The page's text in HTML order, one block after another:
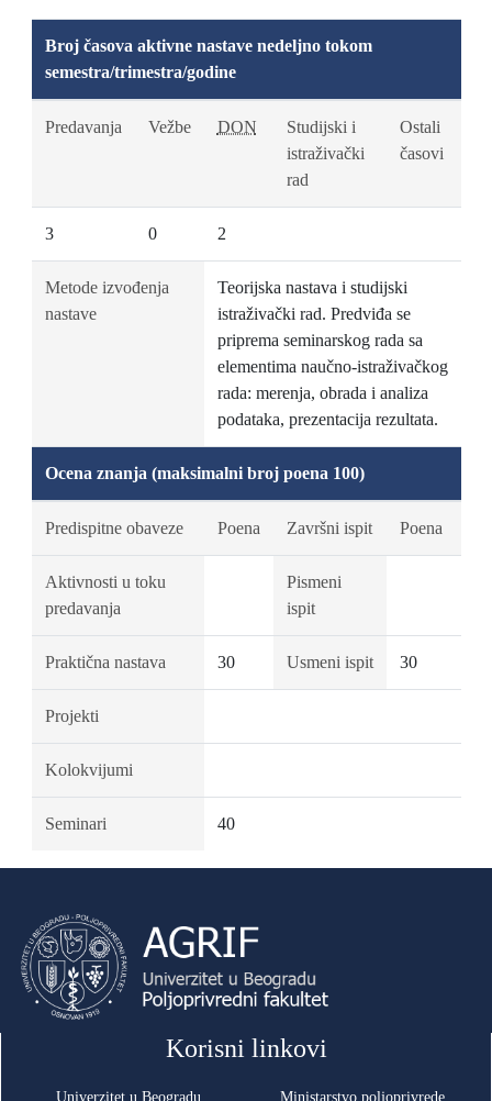
Broj časova aktivne nastave nedeljno tokom
semestra/trimestra/godine
Predavanja Vežbe DON
Studijski i
istraživački
rad
Ostali
časovi
3 0 2
Metode izvođenja
nastave
Teorijska nastava i studijski
istraživački rad. Predviđa se
priprema seminarskog rada sa
elementima naučno-istraživačkog
rada: merenja, obrada i analiza
podataka, prezentacija rezultata.
Ocena znanja (maksimalni broj poena 100)
Predispitne obaveze Poena Završni ispit Poena
Aktivnosti u toku
predavanja
Pismeni
ispit
Praktična nastava 30 Usmeni ispit 30
Projekti
Kolokvijumi
Seminari 40
Korisni linkovi
Univerzitet u Beogradu Ministarstvo poljoprivrede,